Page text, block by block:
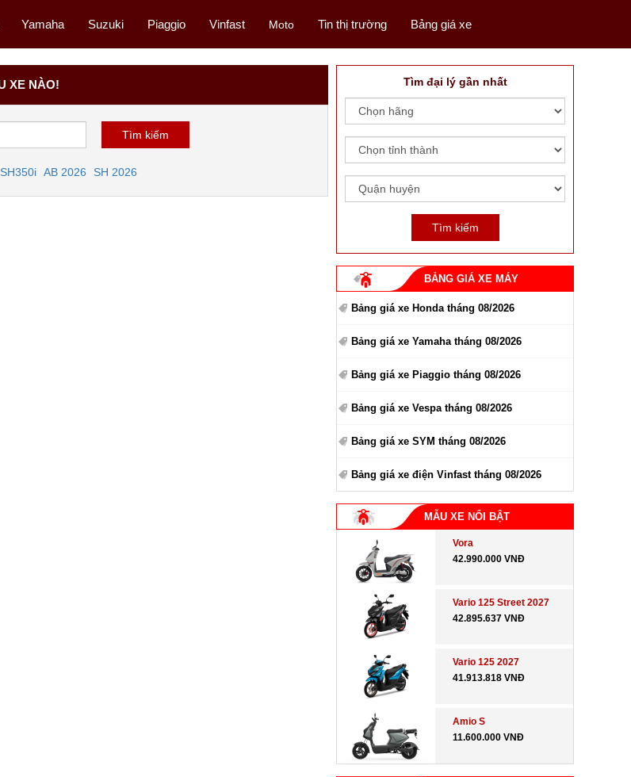
Yamaha Suzuki Piaggio Vinfast Moto Tin thị trường Bảng giá xe
XE NÀO!
SH350i AB 2026 SH 2026
Tìm đại lý gần nhất
BẢNG GIÁ XE MÁY
Bảng giá xe Honda tháng 08/2026
Bảng giá xe Yamaha tháng 08/2026
Bảng giá xe Piaggio tháng 08/2026
Bảng giá xe Vespa tháng 08/2026
Bảng giá xe SYM tháng 08/2026
Bảng giá xe điện Vinfast tháng 08/2026
MẪU XE NỔI BẬT
Vora
42.990.000 VNĐ
Vario 125 Street 2027
42.895.637 VNĐ
Vario 125 2027
41.913.818 VNĐ
Amio S
11.600.000 VNĐ